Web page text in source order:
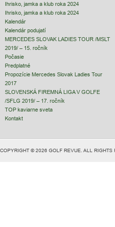
Ihrisko, jamka a klub roka 2024
Ihrisko, jamka a klub roka 2024
Kalendár
Kalendár podujatí
MERCEDES SLOVAK LADIES TOUR /MSLT
2019/ – 15. ročník
Počasie
Predplatné
Propozície Mercedes Slovak Ladies Tour
2017
SLOVENSKÁ FIREMNÁ LIGA V GOLFE
/SFLG 2019/ – 17. ročník
TOP kaviarne sveta
Kontakt
COPYRIGHT © 2026 GOLF REVUE. ALL RIGHTS